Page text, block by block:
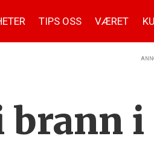
TIPS OSS VÆRET
brann i